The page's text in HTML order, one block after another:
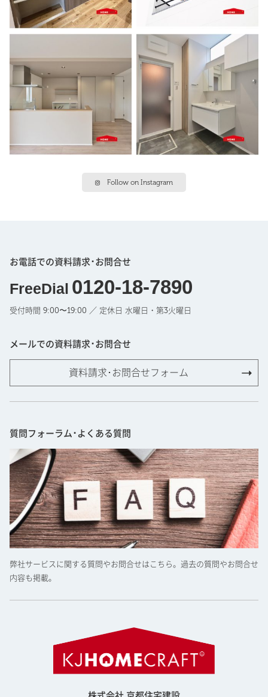
Follow on Instagram
お電話での資料請求･お問合せ
FreeDial 0120-18-7890
受付時間 9:00〜19:00 ／ 定休日 水曜日・第3火曜日
メールでの資料請求･お問合せ
資料請求･お問合せフォーム
質問フォーラム･よくある質問
弊社サービスに関する質問やお問合せはこちら。過去の質問やお問合せ
内容も掲載。